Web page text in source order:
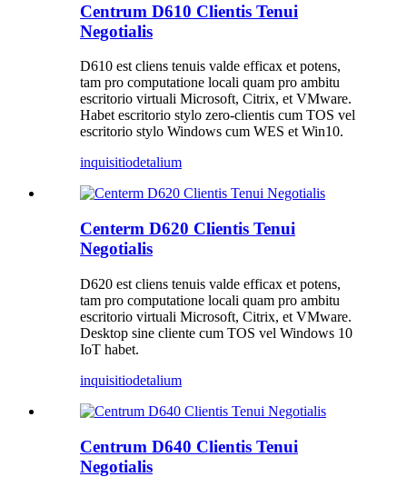
Centrum D610 Clientis Tenui
Negotialis
D610 est cliens tenuis valde efficax et potens,
tam pro computatione locali quam pro ambitu
escritorio virtuali Microsoft, Citrix, et VMware.
Habet escritorio stylo zero-clientis cum TOS vel
escritorio stylo Windows cum WES et Win10.
inquisitiodetalium
Centerm D620 Clientis Tenui
Negotialis
D620 est cliens tenuis valde efficax et potens,
tam pro computatione locali quam pro ambitu
escritorio virtuali Microsoft, Citrix, et VMware.
Desktop sine cliente cum TOS vel Windows 10
IoT habet.
inquisitiodetalium
Centrum D640 Clientis Tenui
Negotialis